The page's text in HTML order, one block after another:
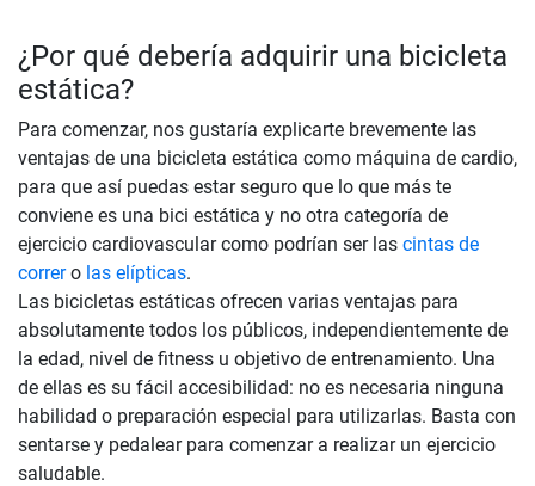
¿Por qué debería adquirir una bicicleta
estática?
Para comenzar, nos gustaría explicarte brevemente las
ventajas de una bicicleta estática como máquina de cardio,
para que así puedas estar seguro que lo que más te
conviene es una bici estática y no otra categoría de
ejercicio cardiovascular como podrían ser las cintas de
correro las elípticas.
Las bicicletas estáticas ofrecen varias ventajas para
absolutamente todos los públicos, independientemente de
la edad, nivel de fitness u objetivo de entrenamiento. Una
de ellas es su fácil accesibilidad: no es necesaria ninguna
habilidad o preparación especial para utilizarlas. Basta con
sentarse y pedalear para comenzar a realizar un ejercicio
saludable.